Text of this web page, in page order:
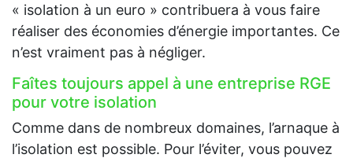
« isolation à un euro » contribuera à vous faire
réaliser des économies d’énergie importantes. Ce
n’est vraiment pas à négliger.
Faîtes toujours appel à une entreprise RGE
pour votre isolation
Comme dans de nombreux domaines, l’arnaque à
l’isolation est possible. Pour l’éviter, vous pouvez